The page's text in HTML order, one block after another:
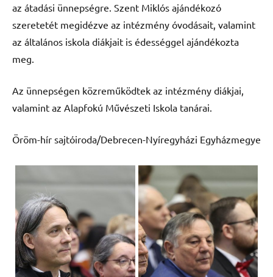
az átadási ünnepségre. Szent Miklós ajándékozó
szeretetét megidézve az intézmény óvodásait, valamint
az általános iskola diákjait is édességgel ajándékozta
meg.
Az ünnepségen közreműködtek az intézmény diákjai,
valamint az Alapfokú Művészeti Iskola tanárai.
Öröm-hír sajtóiroda/Debrecen-Nyíregyházi Egyházmegye